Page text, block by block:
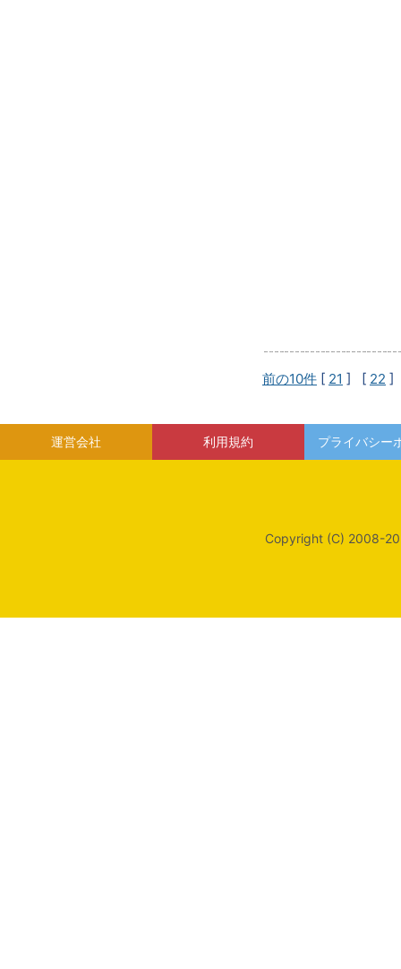
前の10件 [ 21 ] [ 22 ]
運営会社 利用規約 プライバシー
Copyright (C) 2008-